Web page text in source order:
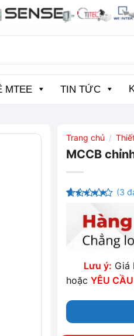
MTEE TIN TỨC
Trang chủ /
MCCB
trên 5
dựa trên
đánh giá
(3
Lưu ý: Giá
hoặcYÊU